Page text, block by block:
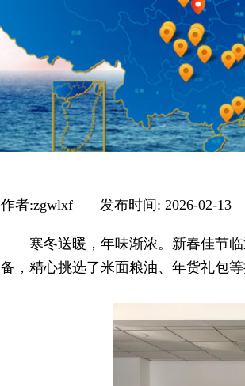
作者:zgwlxf 发布时间: 2026-02-13
寒冬送暖，年味渐浓。新春佳节
备，精心挑选了米面粮油、年货礼包